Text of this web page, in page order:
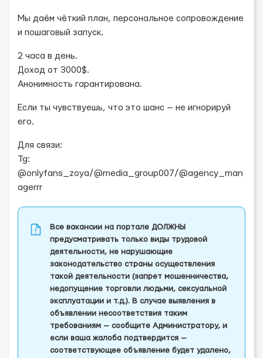
Мы даём чёткий план, персональное сопровождение
и пошаговый запуск.
2 часа в день.
Доход от 3000$.
Анонимность гарантирована.
Если ты чувствуешь, что это шанс — не игнорируй
его.
Для связи:
Tg:
@onlyfans_zoya/@media_group007/@agency_man
agerrr
Все вакансии на портале ДОЛЖНЫ
предусматривать только виды трудовой
деятельности, не нарушающие
законодательство страны осуществления
такой деятельности (запрет мошенничества,
недопущение торговли людьми, сексуальной
эксплуатации и т.д.). В случае выявления в
объявлении несоответствия таким
требованиям — сообщите Администратору, и
если ваша жалоба подтвердится —
соответствующее объявление будет удалено,